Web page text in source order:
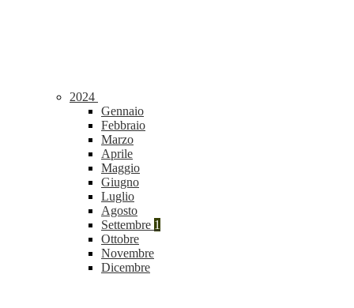
2024
Gennaio
Febbraio
Marzo
Aprile
Maggio
Giugno
Luglio
Agosto
Settembre 1
Ottobre
Novembre
Dicembre